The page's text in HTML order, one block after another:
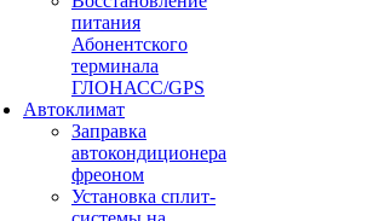
питания
Абонентского
терминала
ГЛОНАСС/GPS
Автоклимат
Заправка
автокондиционера
фреоном
Установка сплит-